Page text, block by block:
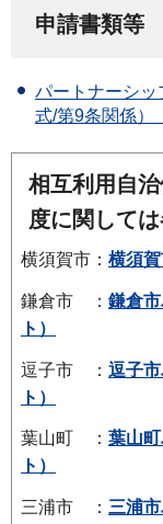
申請書類等
パートナーシッ
式/第9条関係）
相互利用自
度に関して
横須賀市： 横須
鎌倉市 ： 鎌倉
ト）
逗子市 ： 逗子
ト）
葉山町 ： 葉山
ト）
三浦市 ： 三浦